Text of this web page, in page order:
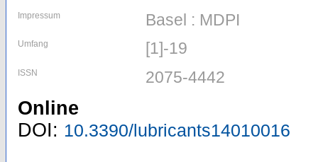
Impressum Basel : MDPI
Umfang [1]-19
ISSN 2075-4442
Online
DOI: 10.3390/lubricants14010016